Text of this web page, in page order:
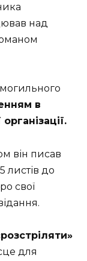
над
в
він писав
листів до
свої
для